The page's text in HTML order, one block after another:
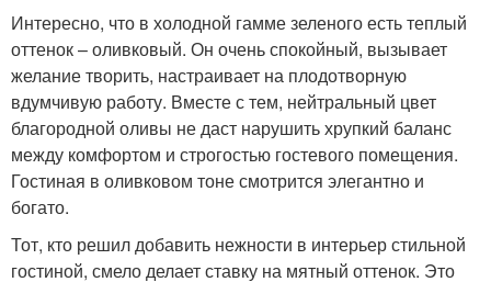
Интересно, что в холодной гамме зеленого есть теплый
оттенок – оливковый. Он очень спокойный, вызывает
желание творить, настраивает на плодотворную
вдумчивую работу. Вместе с тем, нейтральный цвет
благородной оливы не даст нарушить хрупкий баланс
между комфортом и строгостью гостевого помещения.
Гостиная в оливковом тоне смотрится элегантно и
богато.
Тот, кто решил добавить нежности в интерьер стильной
гостиной, смело делает ставку на мятный оттенок. Это